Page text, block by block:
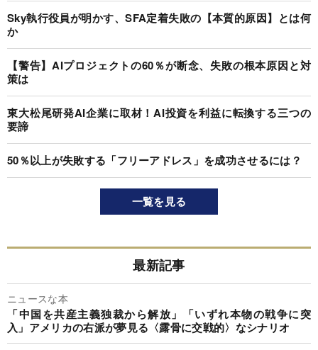
Sky執行役員が明かす、SFA定着失敗の【本質的原因】とは何
か
【警告】AIプロジェクトの60％が断念、失敗の根本原因と対
策は
東大松尾研発AI企業に取材！AI投資を利益に転換する三つの
要諦
50％以上が失敗する「フリーアドレス」を成功させるには？
一覧を見る
最新記事
ニュースな本
「中国を共産主義独裁から解放」「いずれ本物の戦争に突
入」アメリカの右派が夢見る〈露骨に交戦的〉なシナリオ